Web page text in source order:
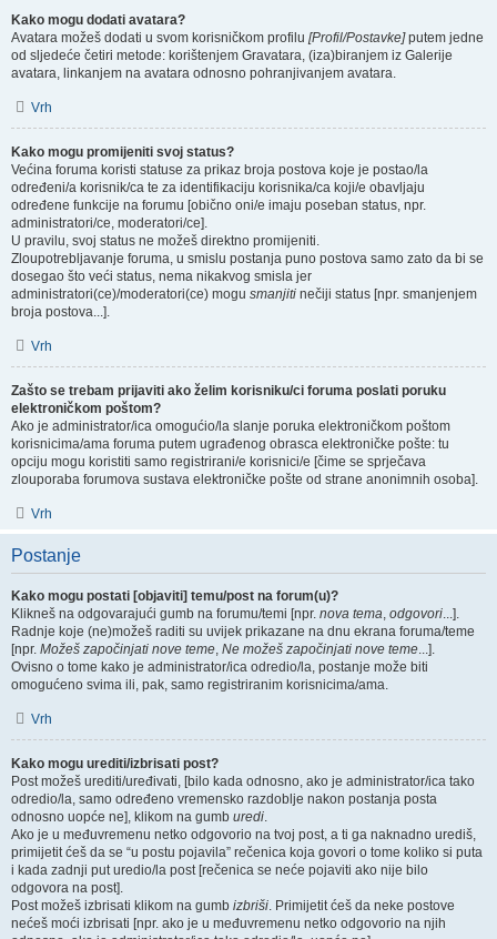
Kako mogu dodati avatara?
Avatara možeš dodati u svom korisničkom profilu [Profil/Postavke]putem jedne
od sljedeće četiri metode: korištenjem Gravatara, (iza)biranjem iz Galerije
avatara, linkanjem na avatara odnosno pohranjivanjem avatara.
Vrh
Kako mogu promijeniti svoj status?
Većina foruma koristi statuse za prikaz broja postova koje je postao/la
određeni/a korisnik/ca te za identifikaciju korisnika/ca koji/e obavljaju
određene funkcije na forumu [obično oni/e imaju poseban status, npr.
administratori/ce, moderatori/ce].
U pravilu, svoj status ne možeš direktno promijeniti.
Zloupotrebljavanje foruma, u smislu postanja puno postova samo zato da bi se
dosegao što veći status, nema nikakvog smisla jer
administratori(ce)/moderatori(ce) mogu smanjiti nečiji status [npr. smanjenjem
broja postova...].
Vrh
Zašto se trebam prijaviti ako želim korisniku/ci foruma poslati poruku
elektroničkom poštom?
Ako je administrator/ica omogućio/la slanje poruka elektroničkom poštom
korisnicima/ama foruma putem ugrađenog obrasca elektroničke pošte: tu
opciju mogu koristiti samo registrirani/e korisnici/e [čime se sprječava
zlouporaba forumova sustava elektroničke pošte od strane anonimnih osoba].
Vrh
Postanje
Kako mogu postati [objaviti] temu/post na forum(u)?
Klikneš na odgovarajući gumb na forumu/temi [npr. nova tema, odgovori...].
Radnje koje (ne)možeš raditi su uvijek prikazane na dnu ekrana foruma/teme
[npr. Možeš započinjati nove teme, Ne možeš započinjati nove teme...].
Ovisno o tome kako je administrator/ica odredio/la, postanje može biti
omogućeno svima ili, pak, samo registriranim korisnicima/ama.
Vrh
Kako mogu urediti/izbrisati post?
Post možeš urediti/uređivati, [bilo kada odnosno, ako je administrator/ica tako
odredio/la, samo određeno vremensko razdoblje nakon postanja posta
odnosno uopće ne], klikom na gumb uredi.
Ako je u međuvremenu netko odgovorio na tvoj post, a ti ga naknadno urediš,
primijetit ćeš da se “u postu pojavila” rečenica koja govori o tome koliko si puta
i kada zadnji put uredio/la post [rečenica se neće pojaviti ako nije bilo
odgovora na post].
Post možeš izbrisati klikom na gumb izbriši. Primijetit ćeš da neke postove
nećeš moći izbrisati [npr. ako je u međuvremenu netko odgovorio na njih